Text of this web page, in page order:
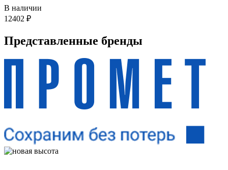
В наличии
12402 ₽
Представленные бренды